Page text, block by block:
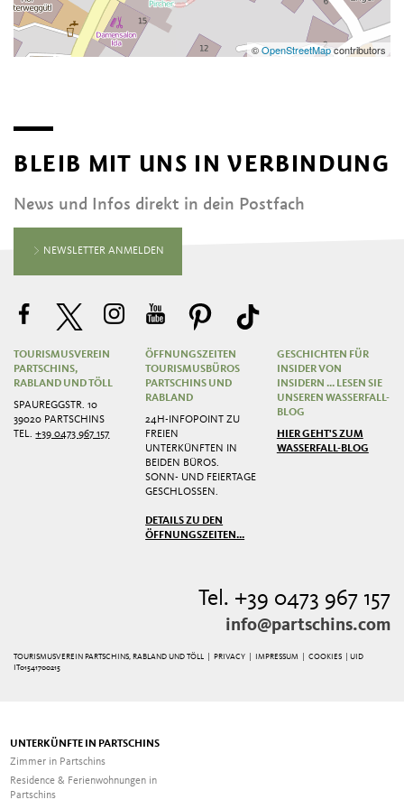
©OpenStreetMapcontributors
BLEIB MIT UNS IN VERBINDUNG
News und Infos direkt in dein Postfach
NEWSLETTER ANMELDEN
TOURISMUSVEREIN
PARTSCHINS,
RABLAND UND TÖLL
SPAUREGGSTR. 10
39020 PARTSCHINS
TEL.+39 0473 967 157
ÖFFNUNGSZEITEN
TOURISMUSBÜROS
PARTSCHINS UND
RABLAND
24H-INFOPOINT ZU
FREIEN
UNTERKÜNFTEN IN
BEIDEN BÜROS.
SONN- UND FEIERTAGE
GESCHLOSSEN.
DETAILS ZU DEN
ÖFFNUNGSZEITEN...
GESCHICHTEN FÜR
INSIDER VON
INSIDERN ... LESEN SIE
UNSEREN WASSERFALL-
BLOG
HIER GEHT'S ZUM
WASSERFALL-BLOG
Tel. +39 0473 967 157
info@partschins.com
TOURISMUSVEREIN PARTSCHINS, RABLAND UND TÖLL | PRIVACY IMPRESSUM |COOKIES
| UID
IT01541700215
UNTERKÜNFTE IN PARTSCHINS
Zimmer in Partschins
Residence & Ferienwohnungen in
Partschins